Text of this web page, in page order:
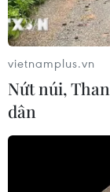
vietnamplus.vn
Nứt núi,
dân